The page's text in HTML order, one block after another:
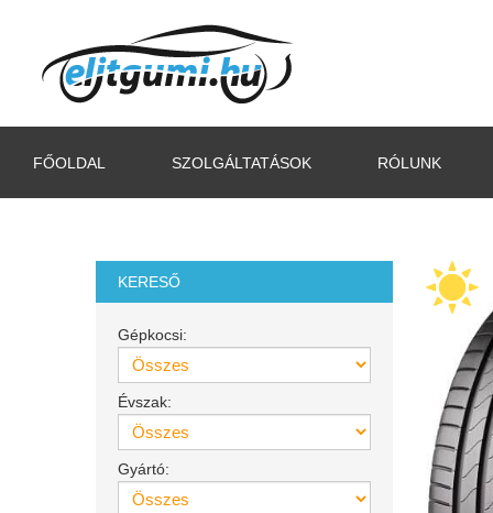
FŐOLDAL SZOLGÁLTATÁSOK RÓLUNK
KERESŐ
Gépkocsi:
Évszak:
Gyártó: